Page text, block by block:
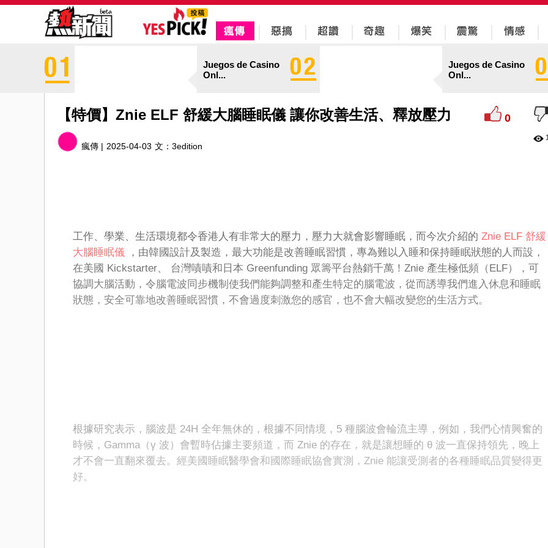
Juegos de Casino
Onl...
Juegos de Casino
Onl...
【特價】Znie ELF 舒緩大腦睡眠儀 讓你改善生活、釋放壓力 0
瘋傳 | 2025-04-03 文： 3edition
工作、學業、生活環境都令香港人有非常大的壓力，壓力大就會影響睡眠，而今次介紹的 Znie ELF 舒緩
大腦睡眠儀 ，由韓國設計及製造，最大功能是改善睡眠習慣，專為難以入睡和保持睡眠狀態的人而設，
在美國 Kickstarter、 台灣嘖嘖和日本 Greenfunding 眾籌平台熱銷千萬！Znie 產生極低頻（ELF），可
協調大腦活動，令腦電波同步機制使我們能夠調整和產生特定的腦電波，從而誘導我們進入休息和睡眠
狀態，安全可靠地改善睡眠習慣，不會過度刺激您的感官，也不會大幅改變您的生活方式。
根據研究表示，腦波是 24H 全年無休的，根據不同情境，5 種腦波會輪流主導，例如，我們心情興奮的
時候，Gamma（γ 波）會暫時佔據主要頻道，而 Znie 的存在，就是讓想睡的 θ 波一直保持領先，晚上
才不會一直翻來覆去。經美國睡眠醫學會和國際睡眠協會實測，Znie 能讓受測者的各種睡眠品質變得更
好。